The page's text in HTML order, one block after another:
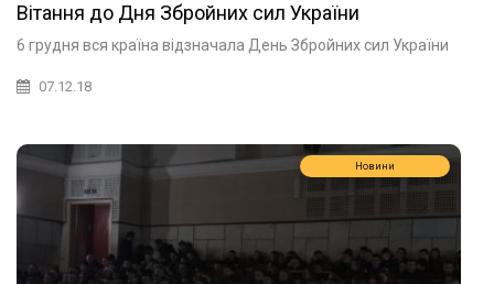
Вітання до Дня Збройних сил України
6 грудня вся країна відзначала День Збройних сил України
07.12.18
Новини